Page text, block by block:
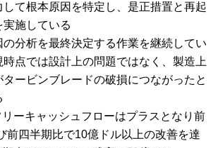
して根本原因を特定し、是正措置と再起
実施している
の分析を最終決定する作業を継続してい
時点では設計上の問題ではなく、製造上
タービンブレードの破損につながったと
ーキャッシュフローはプラスとなり前
前四半期比で10億ドル以上の改善を達